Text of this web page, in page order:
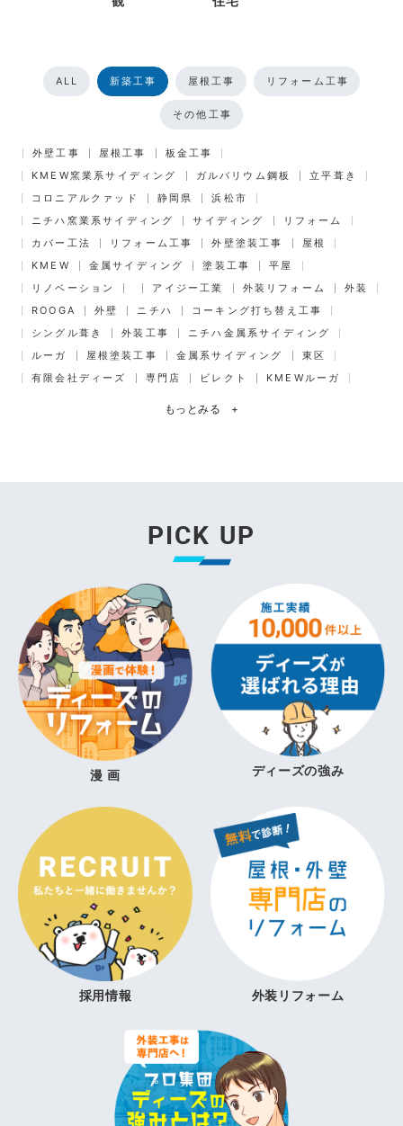
ALL 新築工事 屋根工事 リフォーム工事
その他工事
外壁工事 屋根工事
板金工事
KMEW窯業系サイディング
ガルバリウム鋼板
立平葺き
コロニアルクァッド
静岡県
浜松市
ニチハ窯業系サイディング
サイディング
リフォーム
カバー工法
リフォーム工事 外壁塗装工事
屋根
KMEW
金属サイディング 塗装工事
平屋
リノベーション
アイジー工業 外装リフォーム
外装
ROOGA
外壁 ニチハ
コーキング打ち替え工事
シングル葺き
外装工事
ニチハ金属系サイディング
ルーガ
屋根塗装工事 金属系サイディング
東区
有限会社ディーズ
専門店 ビレクト KMEWルーガ
もっとみる +
PICK UP
漫 画 ディーズの強み
採用情報 外装リフォーム